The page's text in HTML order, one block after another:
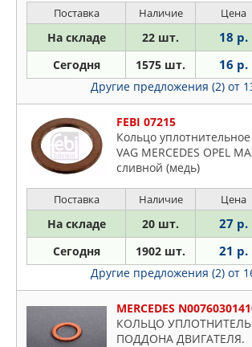
Поставка Наличие Цена
На складе 22 шт. 18 р.
Сегодня 1575 шт. 16 р.
Другие предложения (2) от
FEBI 07215
Кольцо
VAG MERCEDES OPEL
сливной (медь)
Поставка Наличие Цена
На складе 20 шт. 27 р.
Сегодня 1902 шт. 21 р.
Другие предложения (2) от
MERCEDES
КОЛЬЦО
ПОДДОНА ДВИГАТЕЛЯ.